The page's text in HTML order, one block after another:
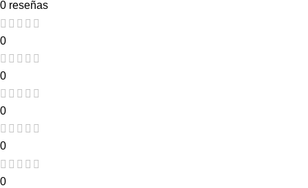
0 reseñas
0
0
0
0
0